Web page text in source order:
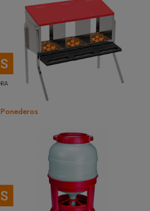
Ponederos